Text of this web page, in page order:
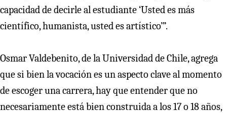
capacidad de decirle al estudiante ‘Usted es más
científico, humanista, usted es artístico’”.
Osmar Valdebenito, de la Universidad de Chile, agrega
que si bien la vocación es un aspecto clave al momento
de escoger una carrera, hay que entender que no
necesariamente está bien construida a los 17 o 18 años,